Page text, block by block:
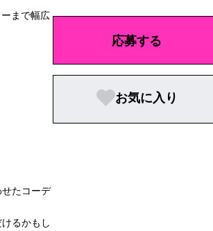
まで幅広
たコーデ
るかもし
応募する
お気に入り